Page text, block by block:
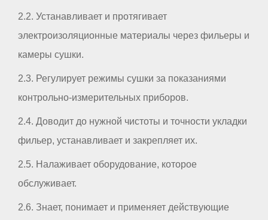
2.2. Устанавливает и протягивает
электроизоляционные материалы через фильеры и
камеры сушки.
2.3. Регулирует режимы сушки за показаниями
контрольно-измерительных приборов.
2.4. Доводит до нужной чистоты и точности укладки
фильер, устанавливает и закрепляет их.
2.5. Налаживает оборудование, которое
обслуживает.
2.6. Знает, понимает и применяет действующие